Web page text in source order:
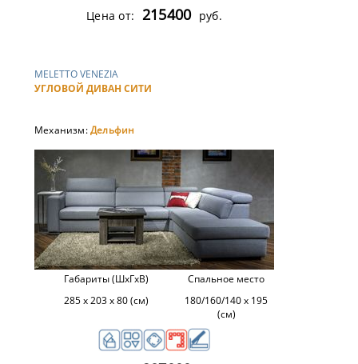
Цена от: 215400 руб.
MELETTO VENEZIA
УГЛОВОЙ ДИВАН СИТИ
Механизм:Дельфин
Габариты (ШхГхВ)
285 х 203 х 80 (см)
Спальное место
180/160/140 х 195
(см)